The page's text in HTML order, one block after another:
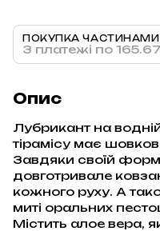
ПОКУПКА ЧАСТИНАМИ
3 платежі по
Опис
Лубрикант на
тірамісу має
Завдяки своїй
довготривале
кожного руху. А
миті оральних
Містить алое вера,